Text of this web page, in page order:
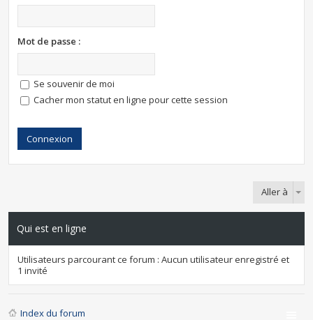
Mot de passe :
Se souvenir de moi
Cacher mon statut en ligne pour cette session
Aller à
Qui est en ligne
Utilisateurs parcourant ce forum : Aucun utilisateur enregistré et
1 invité
Index du forum